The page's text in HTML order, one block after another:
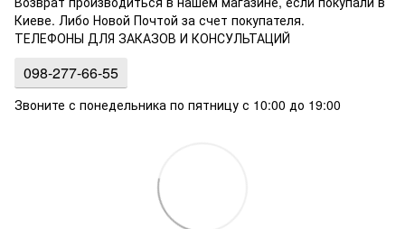
Киеве. Либо Новой Почтой за счет покупателя.
ТЕЛЕФОНЫ ДЛЯ ЗАКАЗОВ И КОНСУЛЬТАЦИЙ
098-277-66-55
Звоните с понедельника по пятницу с 10:00 до 19:00